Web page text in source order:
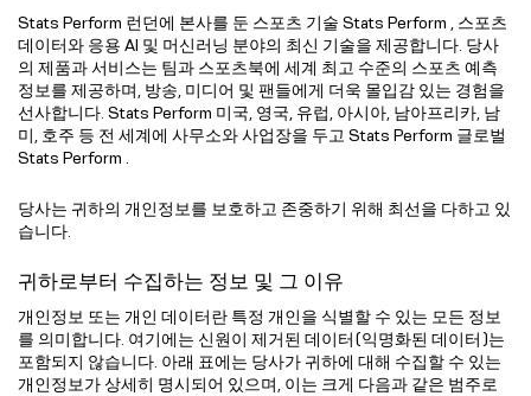
Stats Perform 런던에 본사를 둔 스포츠 기술 Stats Perform , 스포츠
데이터와 응용 AI 및 머신러닝 분야의 최신 기술을 제공합니다. 당사
의 제품과 서비스는 팀과 스포츠북에 세계 최고 수준의 스포츠 예측
정보를 제공하며, 방송, 미디어 및 팬들에게 더욱 몰입감 있는 경험을
선사합니다. Stats Perform 미국, 영국, 유럽, 아시아, 남아프리카, 남
미, 호주 등 전 세계에 사무소와 사업장을 두고 Stats Perform 글로벌
Stats Perform .
당사는 귀하의 개인정보를 보호하고 존중하기 위해 최선을 다하고 있
습니다.
귀하로부터 수집하는 정보 및 그 이유
개인정보 또는 개인 데이터란 특정 개인을 식별할 수 있는 모든 정보
를 의미합니다. 여기에는 신원이 제거된 데이터(익명화된 데이터)는
포함되지 않습니다. 아래 표에는 당사가 귀하에 대해 수집할 수 있는
개인정보가 상세히 명시되어 있으며, 이는 크게 다음과 같은 범주로